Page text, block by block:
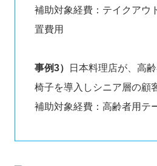
補助対象経費：テイクアウ
置費用
事例3）
日本料理店が、高
椅子を導入しシニア層の顧
補助対象経費：高齢者用テ